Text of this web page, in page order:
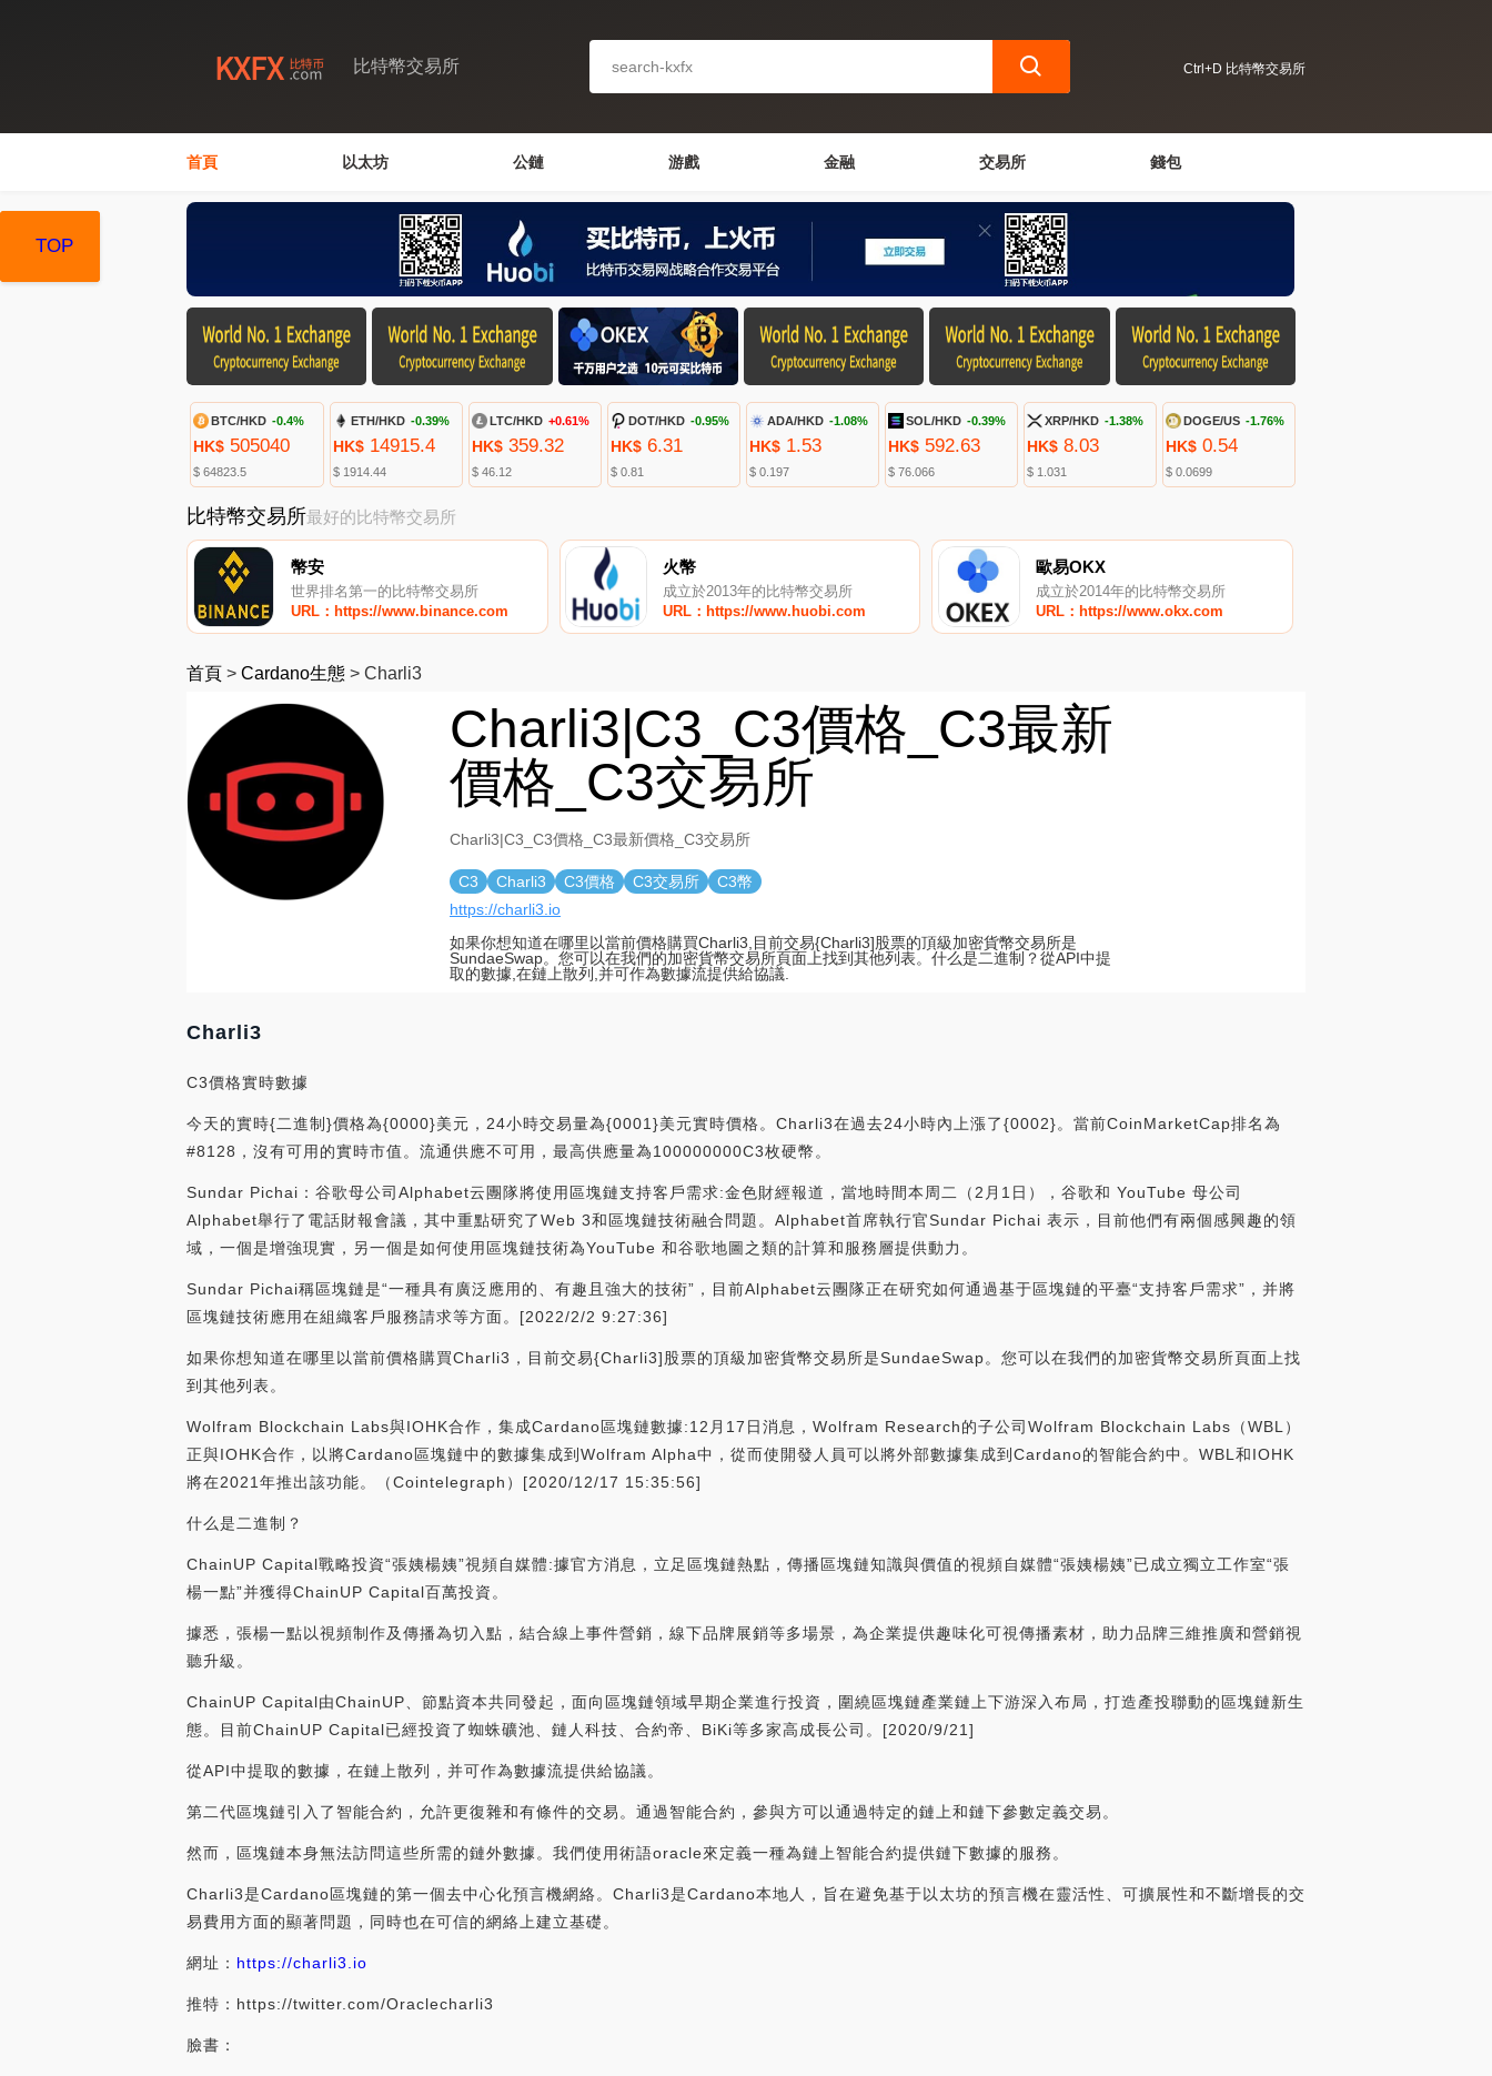
比特幣交易所 Ctrl+D 比特幣交易所
首頁 以太坊 公鏈 游戲 金融 交易所 錢包
BTC/HKD -0.4%
HK$ 505040
$ 64823.5
ETH/HKD -0.39%
HK$14915.4
$ 1914.44
LTC/HKD +0.61%
HK$359.32
$ 46.12
DOT/HKD -0.95%
HK$6.31
$ 0.81
ADA/HKD -1.08%
HK$1.53
$ 0.197
SOL/HKD -0.39%
HK$ 592.63
$ 76.066
XRP/HKD -1.38%
HK$ 8.03
$ 1.031
DOGE/US -1.76%
HK$ 0.54
$ 0.0699
比特幣交易所最好的比特幣交易所
幣安
世界排名第一的比特幣交易所
URL：https://www.binance.com
火幣
成立於2013年的比特幣交易所
URL：https://www.huobi.com
歐易OKX
成立於2014年的比特幣交易所
URL：https://www.okx.com
首頁 > Cardano生態 > Charli3
Charli3|C3_C3價格_C3最新
價格_C3交易所
Charli3|C3_C3價格_C3最新價格_C3交易所
C3 Charli3 C3價格 C3交易所
C3幣
https://charli3.io
如果你想知道在哪里以當前價格購買Charli3,目前交易{Charli3]股票的頂級加密貨幣交易所是
SundaeSwap。您可以在我們的加密貨幣交易所頁面上找到其他列表。什么是二進制？從API中提
取的數據,在鏈上散列,并可作為數據流提供給協議.
Charli3
C3價格實時數據
今天的實時{二進制}價格為{0000}美元，24小時交易量為{0001}美元實時價格。Charli3在過去24小時內上漲了{0002}。當前CoinMarketCap排名為
#8128，沒有可用的實時市值。流通供應不可用，最高供應量為100000000C3枚硬幣。
Sundar Pichai：谷歌母公司Alphabet云團隊將使用區塊鏈支持客戶需求:金色財經報道，當地時間本周二（2月1日），谷歌和 YouTube 母公司
Alphabet舉行了電話財報會議，其中重點研究了Web 3和區塊鏈技術融合問題。Alphabet首席執行官Sundar Pichai 表示，目前他們有兩個感興趣的領
域，一個是增強現實，另一個是如何使用區塊鏈技術為YouTube 和谷歌地圖之類的計算和服務層提供動力。
Sundar Pichai稱區塊鏈是“一種具有廣泛應用的、有趣且強大的技術”，目前Alphabet云團隊正在研究如何通過基于區塊鏈的平臺“支持客戶需求”，并將
區塊鏈技術應用在組織客戶服務請求等方面。[2022/2/2 9:27:36]
如果你想知道在哪里以當前價格購買Charli3，目前交易{Charli3]股票的頂級加密貨幣交易所是SundaeSwap。您可以在我們的加密貨幣交易所頁面上找
到其他列表。
Wolfram Blockchain Labs與IOHK合作，集成Cardano區塊鏈數據:12月17日消息，Wolfram Research的子公司Wolfram Blockchain Labs（WBL）
正與IOHK合作，以將Cardano區塊鏈中的數據集成到Wolfram Alpha中，從而使開發人員可以將外部數據集成到Cardano的智能合約中。WBL和IOHK
將在2021年推出該功能。（Cointelegraph）[2020/12/17 15:35:56]
什么是二進制？
ChainUP Capital戰略投資“張姨楊姨”視頻自媒體:據官方消息，立足區塊鏈熱點，傳播區塊鏈知識與價值的視頻自媒體“張姨楊姨”已成立獨立工作室“張
楊一點”并獲得ChainUP Capital百萬投資。
據悉，張楊一點以視頻制作及傳播為切入點，結合線上事件營銷，線下品牌展銷等多場景，為企業提供趣味化可視傳播素材，助力品牌三維推廣和營銷視
聽升級。
ChainUP Capital由ChainUP、節點資本共同發起，面向區塊鏈領域早期企業進行投資，圍繞區塊鏈產業鏈上下游深入布局，打造產投聯動的區塊鏈新生
態。目前ChainUP Capital已經投資了蜘蛛礦池、鏈人科技、合約帝、BiKi等多家高成長公司。[2020/9/21]
從API中提取的數據，在鏈上散列，并可作為數據流提供給協議。
第二代區塊鏈引入了智能合約，允許更復雜和有條件的交易。通過智能合約，參與方可以通過特定的鏈上和鏈下參數定義交易。
然而，區塊鏈本身無法訪問這些所需的鏈外數據。我們使用術語oracle來定義一種為鏈上智能合約提供鏈下數據的服務。
Charli3是Cardano區塊鏈的第一個去中心化預言機網絡。Charli3是Cardano本地人，旨在避免基于以太坊的預言機在靈活性、可擴展性和不斷增長的交
易費用方面的顯著問題，同時也在可信的網絡上建立基礎。
網址： https://charli3.io
推特：https://twitter.com/Oraclecharli3
臉書：
TOP
TOP
TOP